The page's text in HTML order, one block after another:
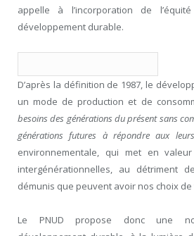
appelle à l’incorporation de
développement durable.
D’après la définition de 1987, le
un mode de production et de
besoins des générations du présent sans
générations futures à répondre aux
environnementale, qui met en
intergénérationnelles, au détriment
démunis que peuvent avoir nos choix de
Le PNUD propose donc une